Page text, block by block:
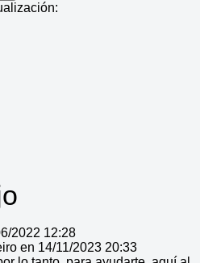
2022 12:28
en 14/11/2023 20:33